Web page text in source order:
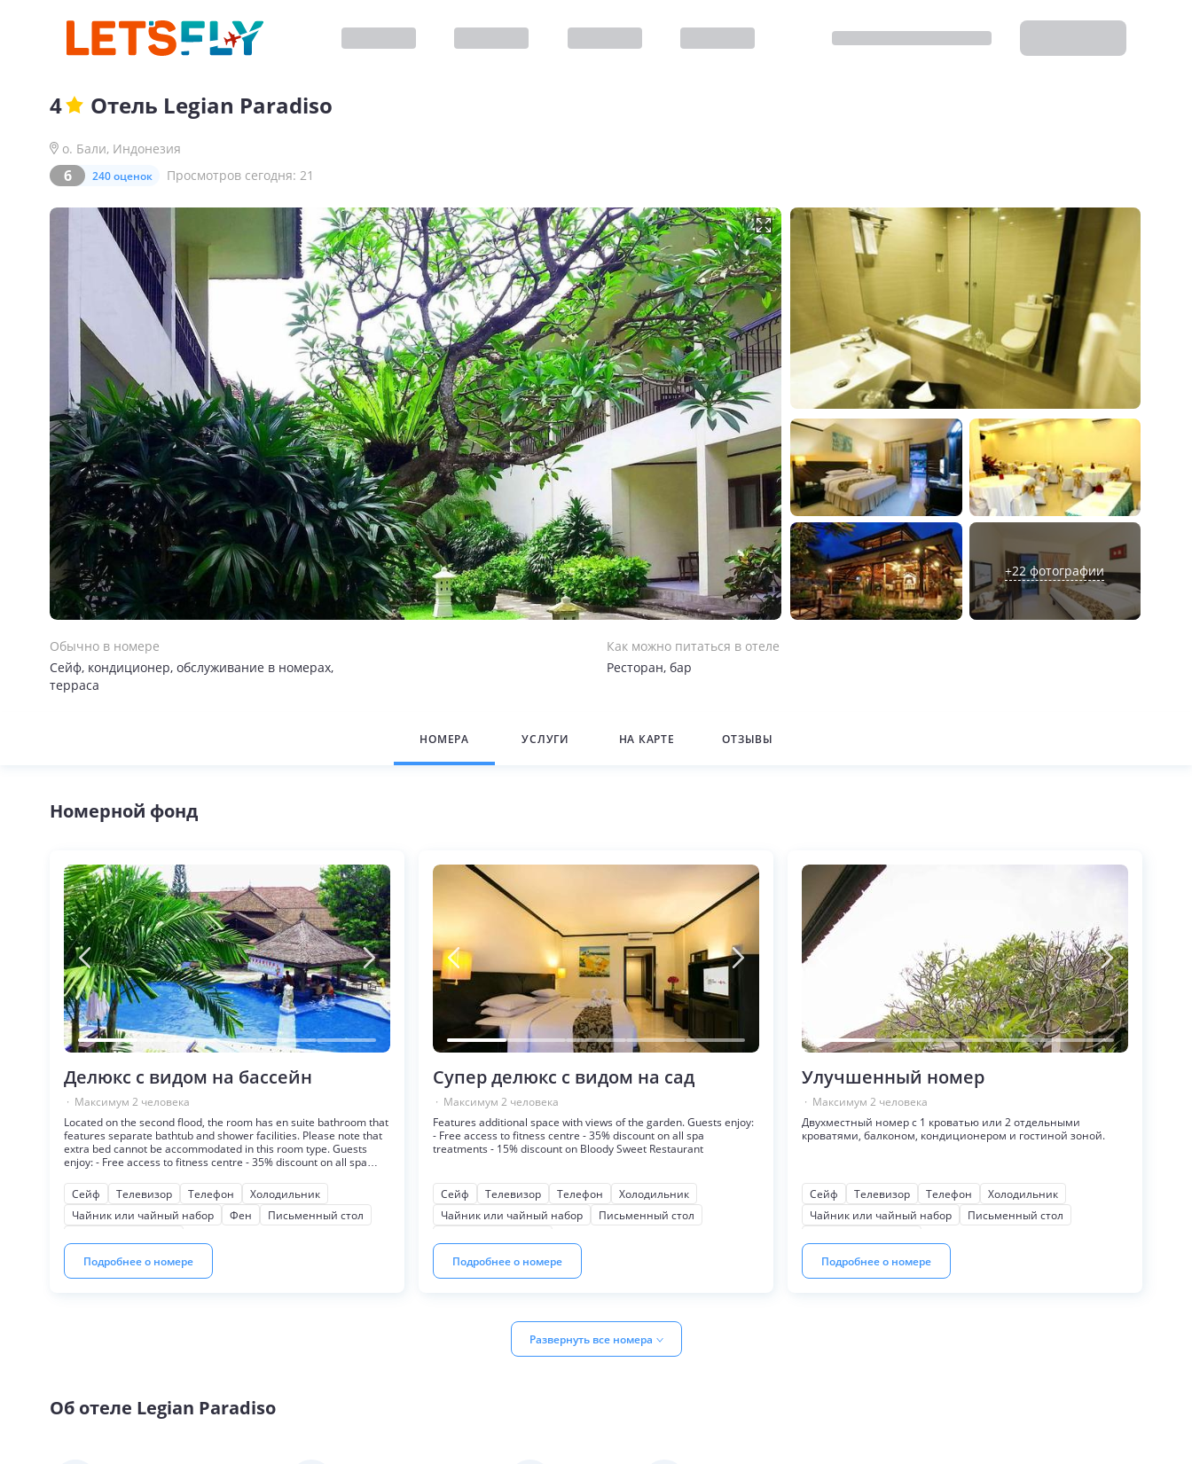
4 Отель Legian Paradiso
о. Бали, Индонезия
6 240 оценок Просмотров сегодня: 21
+22фотографии
Обычно в номере
Сейф, кондиционер, обслуживание в номерах,
терраса
Как можно питаться в отеле
Ресторан, бар
НОМЕРА УСЛУГИ НА КАРТЕ ОТЗЫВЫ
Номерной фонд
Делюкс с видом на бассейн
· Максимум 2 человека
Located on the second flood, the room has en suite bathroom that
features separate bathtub and shower facilities. Please note that
extra bed cannot be accommodated in this room type. Guests
enjoy: - Free access to fitness centre - 35% discount on all spa
Сейф
Телевизор Телефон
Холодильник
Чайник или чайный набор
Фен
Письменный стол
Подробнее о номере
Супер делюкс с видом на сад
· Максимум 2 человека
Features additional space with views of the garden. Guests enjoy:
- Free access to fitness centre - 35% discount on all spa
treatments - 15% discount on Bloody Sweet Restaurant
Сейф Телевизор Телефон
Холодильник
Чайник или чайный набор
Письменный стол
Подробнее о номере
Улучшенный номер
· Максимум 2 человека
Двухместный номер с 1 кроватью или 2 отдельными
кроватями, балконом, кондиционером и гостиной зоной.
Сейф Телевизор Телефон
Холодильник
Чайник или чайный набор
Письменный стол
Подробнее о номере
Развернуть все номера
Об отеле Legian Paradiso